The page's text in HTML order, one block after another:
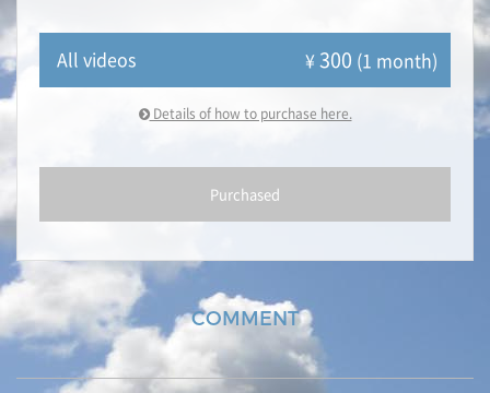
All videos ¥300 (1 month)
Details of how to purchase here.
Purchased
COMMENT